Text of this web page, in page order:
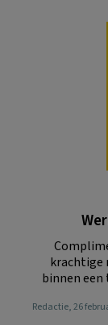
krachtige
binnen
Redactie, 26